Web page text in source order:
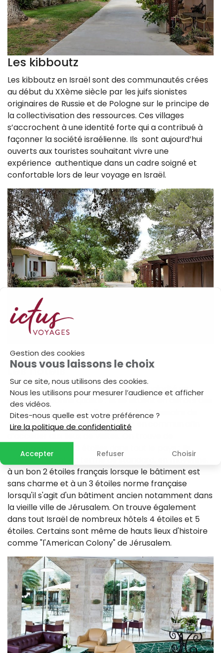
Gestion des cookies
Nous vous laissons le choix
Sur ce site, nous utilisons des cookies.
Nous les utilisons pour mesurer l’audience et afficher
des vidéos.
Dites-nous quelle est votre préférence ?
Lire la politique de confidentialité
Accepter Refuser Choisir
Les kibboutz
Les kibboutz en Israël sont des communautés crées
au début du XXème siècle par les juifs sionistes
originaires de Russie et de Pologne sur le principe de
la collectivisation des ressources. Ces villages
s’accrochent à une identité forte qui a contribué à
façonner la société israélienne. Ils sont aujourd’hui
ouverts aux touristes souhaitant vivre une
expérience authentique dans un cadre soigné et
confortable lors de leur voyage en Israël.
Les hôtels
Les hôtels d'Israël offrent dans leur majorité un
service de bonne qualité . Ils se situent en dehors des
centres historiques et il est parfois nécessaire de
prendre un taxi ou les transports en commun afin
nombreux hôtels 3 étoiles dans tout le pays ; ils
correspondent en terme de standard, en moyenne,
à un bon 2 étoiles français lorsque le bâtiment est
sans charme et à un 3 étoiles norme française
lorsqu'il s'agit d'un bâtiment ancien notamment dans
la vieille ville de Jérusalem. On trouve également
dans tout Israël de nombreux hôtels 4 étoiles et 5
étoiles. Certains sont même de hauts lieux d'histoire
comme "l'American Colony" de Jérusalem.